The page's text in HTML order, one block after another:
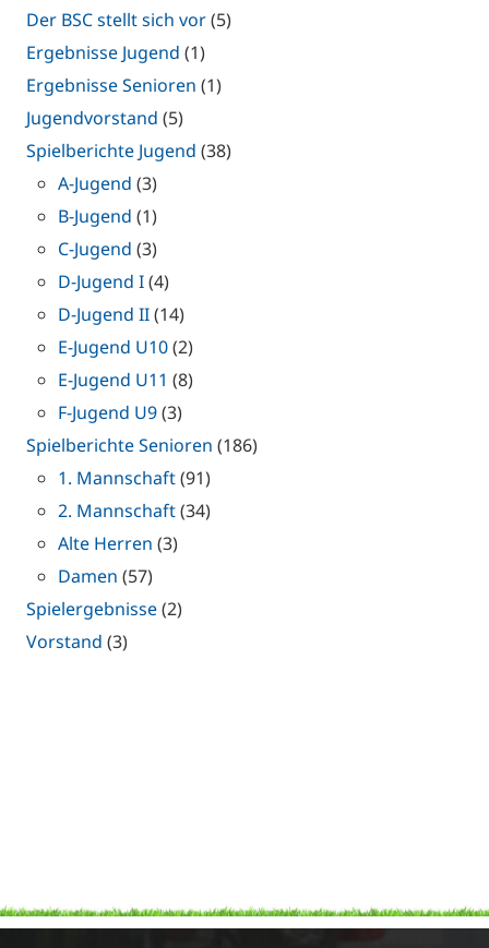
Der BSC stellt sich vor(5)
Ergebnisse Jugend (1)
Ergebnisse Senioren (1)
Jugendvorstand (5)
Spielberichte Jugend (38)
A-Jugend (3)
B-Jugend (1)
C-Jugend (3)
D-Jugend I(4)
D-Jugend II(14)
E-Jugend U10(2)
E-Jugend U11 (8)
F-Jugend U9(3)
Spielberichte Senioren (186)
1. Mannschaft(91)
2. Mannschaft(34)
Alte Herren (3)
Damen (57)
Spielergebnisse(2)
Vorstand (3)